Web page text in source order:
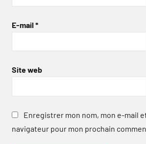
E-mail *
Site web
Enregistrer mon nom, mon e-mail
navigateur pour mon prochain